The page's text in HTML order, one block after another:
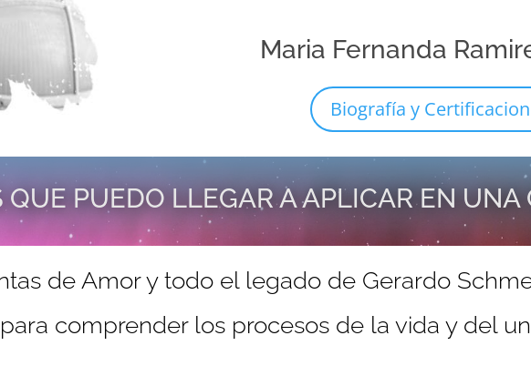
Maria Fernanda
Biografía y
QUE PUEDO LLEGAR A APLICAR EN UNA
de Amor y todo el legado de Gerardo
comprender los procesos de la vida y del